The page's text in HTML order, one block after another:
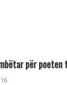
për poeten